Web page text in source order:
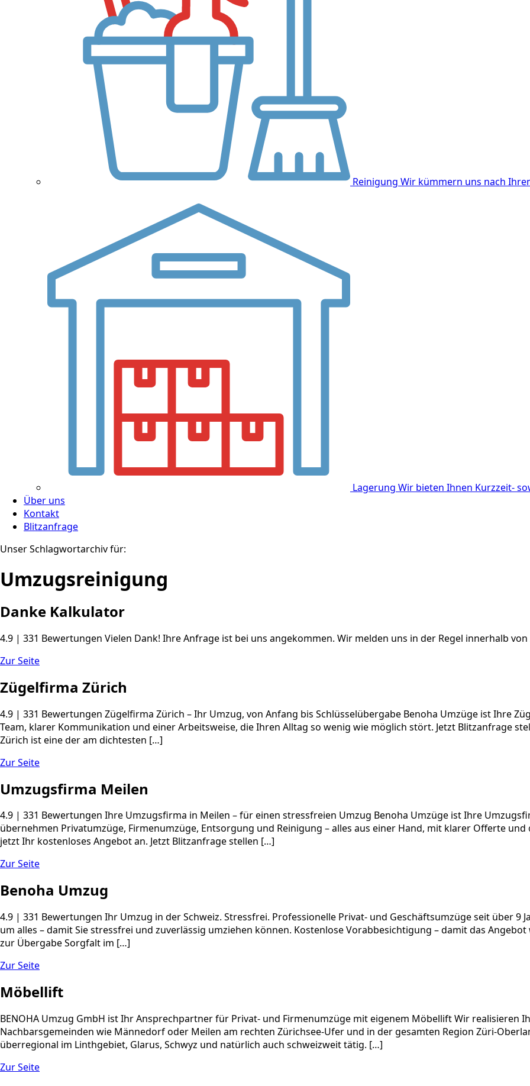
Reinigung Wir kümmern uns nach
Lagerung Wir bieten Ihnen Kurzzeit-
Über uns
Kontakt
Blitzanfrage
Unser Schlagwortarchiv für:
Umzugsreinigung
Danke Kalkulator
4.9 | 331 Bewertungen Vielen Dank! Ihre Anfrage ist bei uns angekommen. Wir melden uns in der Regel innerhalb
Zur Seite
Zügelfirma Zürich
4.9 | 331 Bewertungen Zügelfirma Zürich – Ihr Umzug, von Anfang bis Schlüsselübergabe Benoha Umzüge ist Ihre
Team, klarer Kommunikation und einer Arbeitsweise, die Ihren Alltag so wenig wie möglich stört. Jetzt Blitzanfrage
Zürich ist eine der am dichtesten […]
Zur Seite
Umzugsfirma Meilen
4.9 | 331 Bewertungen Ihre Umzugsfirma in Meilen – für einen stressfreien Umzug Benoha Umzüge ist Ihre
übernehmen Privatumzüge, Firmenumzüge, Entsorgung und Reinigung – alles aus einer Hand, mit klarer Offerte
jetzt Ihr kostenloses Angebot an. Jetzt Blitzanfrage stellen […]
Zur Seite
Benoha Umzug
4.9 | 331 Bewertungen Ihr Umzug in der Schweiz. Stressfrei. Professionelle Privat- und Geschäftsumzüge seit über 9
um alles – damit Sie stressfrei und zuverlässig umziehen können. Kostenlose Vorabbesichtigung – damit das
zur Übergabe Sorgfalt im […]
Zur Seite
Möbellift
BENOHA Umzug GmbH ist Ihr Ansprechpartner für Privat- und Firmenumzüge mit eigenem Möbellift Wir realisieren
Nachbarsgemeinden wie Männedorf oder Meilen am rechten Zürichsee-Ufer und in der gesamten Region Züri-
überregional im Linthgebiet, Glarus, Schwyz und natürlich auch schweizweit tätig. […]
Zur Seite